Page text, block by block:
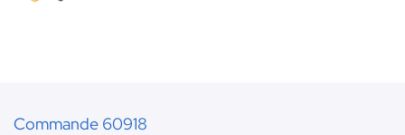
Commande 60918